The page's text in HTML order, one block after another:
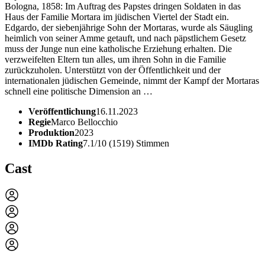
Bologna, 1858: Im Auftrag des Papstes dringen Soldaten in das
Haus der Familie Mortara im jüdischen Viertel der Stadt ein.
Edgardo, der siebenjährige Sohn der Mortaras, wurde als Säugling
heimlich von seiner Amme getauft, und nach päpstlichem Gesetz
muss der Junge nun eine katholische Erziehung erhalten. Die
verzweifelten Eltern tun alles, um ihren Sohn in die Familie
zurückzuholen. Unterstützt von der Öffentlichkeit und der
internationalen jüdischen Gemeinde, nimmt der Kampf der Mortaras
schnell eine politische Dimension an …
Veröffentlichung16.11.2023
RegieMarco Bellocchio
Produktion2023
IMDb Rating7.1/10 (1519) Stimmen
Cast